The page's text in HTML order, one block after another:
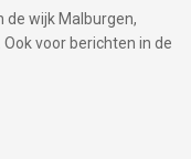
de wijk Malburgen,
voor berichten in de